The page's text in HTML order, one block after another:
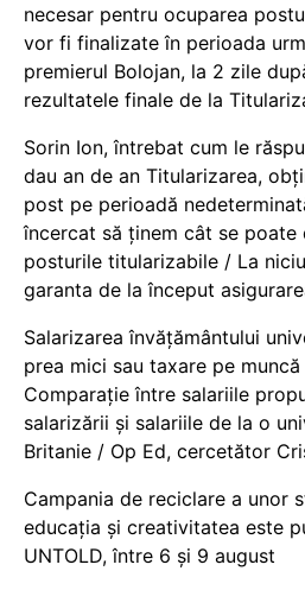
necesar pentru ocuparea
vor fi finalizate în perioada
premierul Bolojan, la 2 zile
rezultatele finale de la
Sorin Ion, întrebat cum le
dau an de an Titularizarea,
post pe perioadă
încercat să ținem cât se poate
posturile titularizabile / La
garanta de la început
Salarizarea învățământului
prea mici sau taxare pe
Comparație între salariile
salarizării și salariile de la o
Britanie / Op Ed, cercetător
Campania de reciclare a unor
educația și creativitatea este
UNTOLD, între 6 și 9 august